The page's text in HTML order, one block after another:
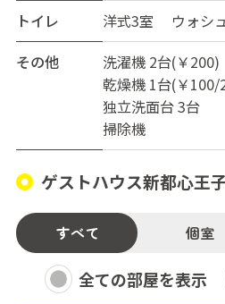
トイレ
洋式3室 ウォシ
その他
洗濯機 2台(￥200)
乾燥機 1台(￥100/
独立洗面台 3台
掃除機
ゲストハウス新都心王
すべて 個室
全ての部屋を表示